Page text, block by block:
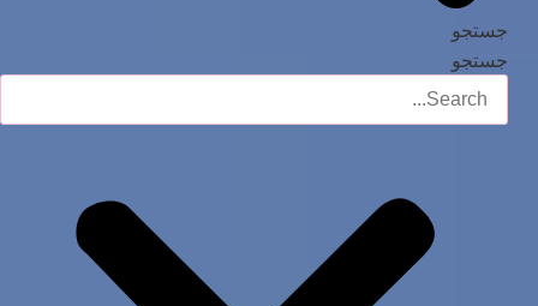
جستجو
جستجو